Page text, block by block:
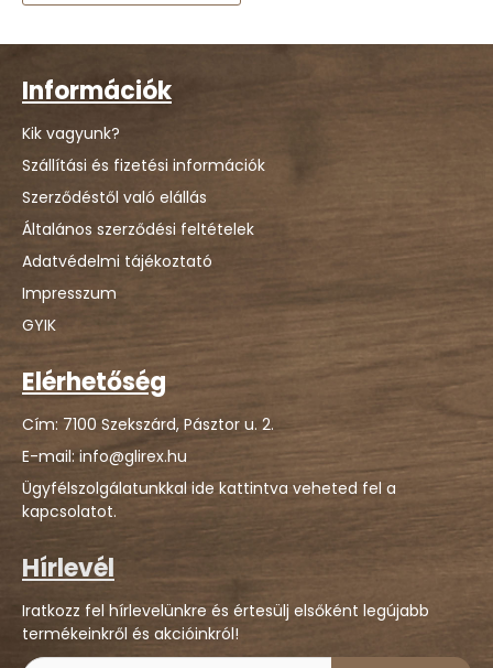
Információk
Kik vagyunk?
Szállítási és fizetési információk
Szerződéstől való elállás
Általános szerződési feltételek
Adatvédelmi tájékoztató
Impresszum
GYIK
Elérhetőség
Cím: 7100 Szekszárd, Pásztor u. 2.
E-mail: info@glirex.hu
Ügyfélszolgálatunkkal ide kattintva veheted fel a
kapcsolatot.
Hírlevél
Iratkozz fel hírlevelünkre és értesülj elsőként legújabb
termékeinkről és akcióinkról!